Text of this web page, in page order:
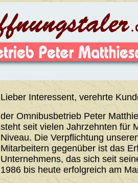
Lieber Interessent, verehrte
der Omnibusbetrieb Peter
steht seit vielen Jahrzehnten für
Niveau. Die Verpflichtung
Mitarbeitern gegenüber ist das
Unternehmens, das sich seit
1986 bis heute erfolgreich am